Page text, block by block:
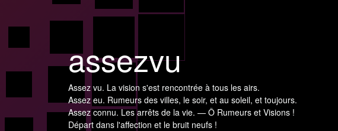
assezvu
Assez vu. La vision s'est rencontrée à tous les airs.
Assez eu. Rumeurs des villes, le soir, et au soleil, et toujours.
Assez connu. Les arrêts de la vie. — Ô Rumeurs et Visions !
Départ dans l'affection et le bruit neufs !